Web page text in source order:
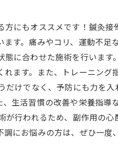
にもオススメです！鍼灸
す。痛みやコリ、運動不足
に合わせた施術を行いま
ます。また、トレーニン
けでなく、予防にも力を
生活習慣の改善や栄養指
行われるため、副作用の
にお悩みの方は、ぜひ一度